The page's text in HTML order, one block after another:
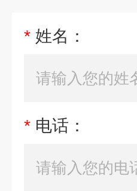
* 姓名：
* 电话：